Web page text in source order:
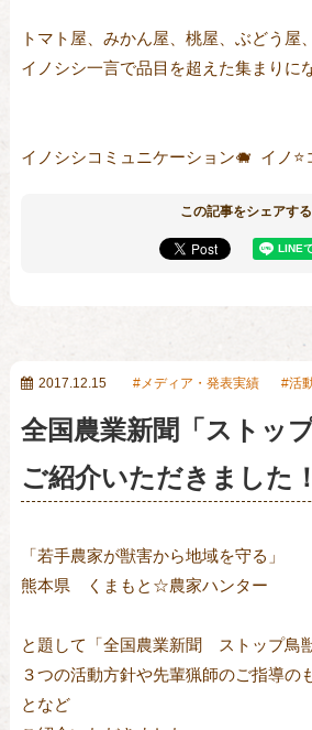
トマト屋、みかん屋、桃屋、ぶどう屋、
イノシシ一言で品目を超えた集まりに
イノシシコミュニケーション🐗 イノ⭐️
この記事をシェアする
2017.12.15 メディア・発表実績 活
全国農業新聞「ストッ
ご紹介いただきました！
「若手農家が獣害から地域を守る」
熊本県 くまもと☆農家ハンター
と題して「全国農業新聞 ストップ鳥
３つの活動方針や先輩猟師のご指導の
となど